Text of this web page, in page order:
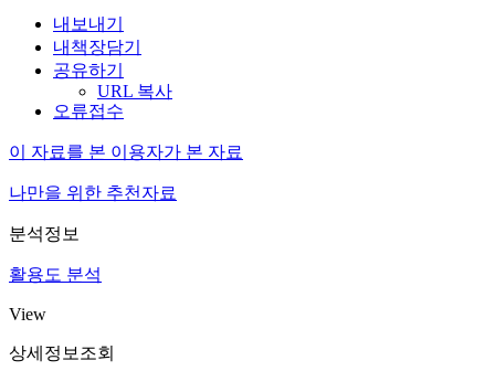
내보내기
내책장담기
공유하기
URL 복사
오류접수
이 자료를 본 이용자가 본 자료
나만을 위한 추천자료
분석정보
활용도 분석
View
상세정보조회